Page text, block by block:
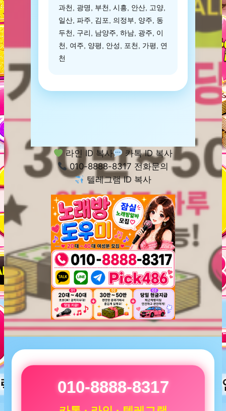
과천, 광명, 부천, 시흥, 안산, 고양,
일산, 파주, 김포, 의정부, 양주, 동
두천, 구리, 남양주, 하남, 광주, 이
천, 여주, 양평, 안성, 포천, 가평, 연
천
라인 ID 복사
카톡 ID 복사
010-8888-8317 전화문의
텔레그램 ID 복사
010-8888-8317